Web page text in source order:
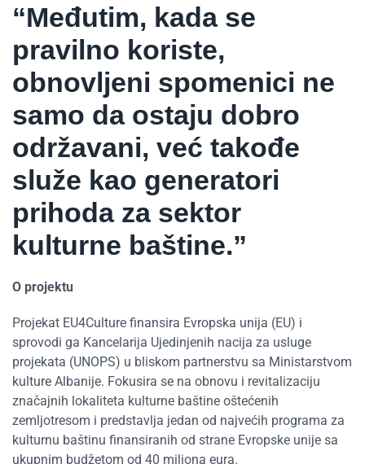
“Međutim, kada se
pravilno koriste,
obnovljeni spomenici ne
samo da ostaju dobro
održavani, već takođe
služe kao generatori
prihoda za sektor
kulturne baštine.”
O projektu
Projekat EU4Culture finansira Evropska unija (EU) i
sprovodi ga Kancelarija Ujedinjenih nacija za usluge
projekata (UNOPS) u bliskom partnerstvu sa Ministarstvom
kulture Albanije. Fokusira se na obnovu i revitalizaciju
značajnih lokaliteta kulturne baštine oštećenih
zemljotresom i predstavlja jedan od najvećih programa za
kulturnu baštinu finansiranih od strane Evropske unije sa
ukupnim budžetom od 40 miliona eura.